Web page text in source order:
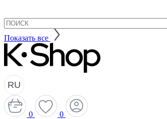
Показать все
RU
0 0